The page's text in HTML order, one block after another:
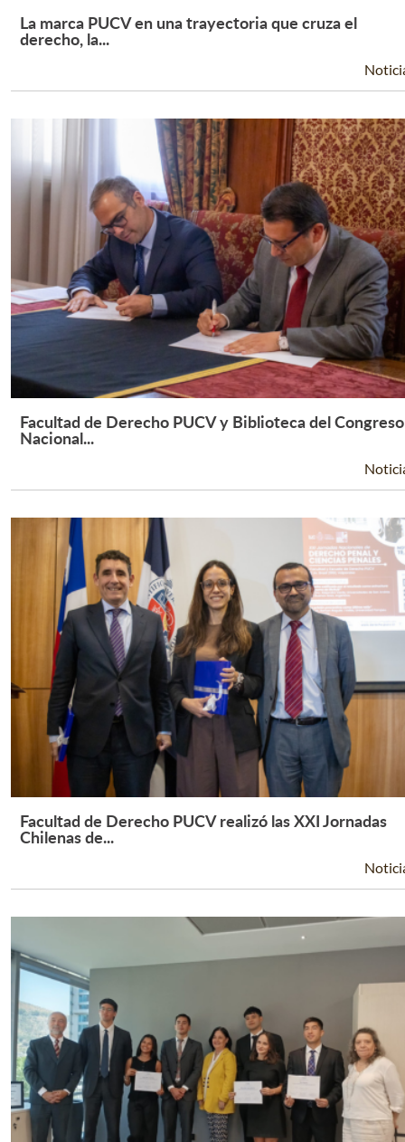
Leer Más +
La marca PUCV en una trayectoria que cruza el
derecho, la...
Leer Más +
Facultad de Derecho PUCV y Biblioteca del Congreso
Nacional...
Leer Más +
Facultad de Derecho PUCV realizó las XXI Jornadas
Chilenas de...